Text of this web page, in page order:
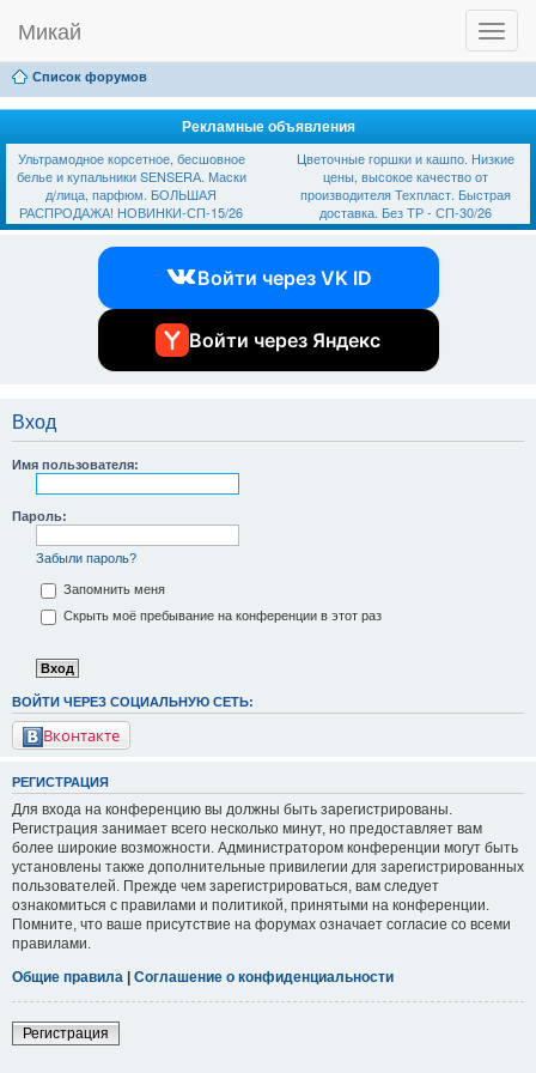
T
o
g
l
n
a
i
g
Микай
Ссылки Вход
Список форумов
Рекламные объявления
Ультрамодное корсетное, бесшовное
белье и купальники SЕNSЕRА. Маски
д/лица, парфюм. БОЛЬШАЯ
РАСПРОДАЖА! НОВИНКИ-СП-15/26
Цветочные горшки и кашпо. Низкие
цены, высокое качество от
производителя Техпласт. Быстрая
доставка. Без ТР - СП-30/26
Войти через VK ID
Войти через Яндекс
Вход
Имя пользователя:
Пароль:
Забыли пароль?
Запомнить меня
Скрыть моё пребывание на конференции в этот раз
ВОЙТИ ЧЕРЕЗ СОЦИАЛЬНУЮ СЕТЬ:
Вконтакте
РЕГИСТРАЦИЯ
Для входа на конференцию вы должны быть зарегистрированы.
Регистрация занимает всего несколько минут, но предоставляет вам
более широкие возможности. Администратором конференции могут быть
установлены также дополнительные привилегии для зарегистрированных
пользователей. Прежде чем зарегистрироваться, вам следует
ознакомиться с правилами и политикой, принятыми на конференции.
Помните, что ваше присутствие на форумах означает согласие со всеми
правилами.
Общие правила
Соглашение о конфиденциальности
Регистрация